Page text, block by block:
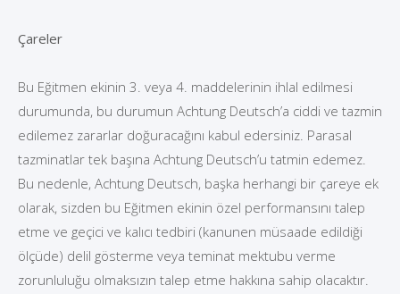
Çareler
Bu Eğitmen ekinin 3. veya 4. maddelerinin ihlal edilmesi
durumunda, bu durumun Achtung Deutsch’a ciddi ve tazmin
edilemez zararlar doğuracağını kabul edersiniz. Parasal
tazminatlar tek başına Achtung Deutsch’u tatmin edemez.
Bu nedenle, Achtung Deutsch, başka herhangi bir çareye ek
olarak, sizden bu Eğitmen ekinin özel performansını talep
etme ve geçici ve kalıcı tedbiri (kanunen müsaade edildiği
ölçüde) delil gösterme veya teminat mektubu verme
zorunluluğu olmaksızın talep etme hakkına sahip olacaktır.